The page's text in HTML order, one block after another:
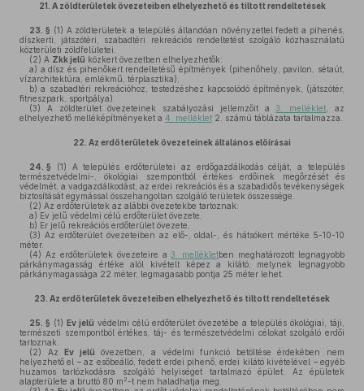
21. A zöldterületek övezeteiben elhelyezhető és tiltott rendeltetések
23. § (1) A zöldterületek a település állandóan növényzettel fedett a pihenés,
díszkerti, játszótéri, szabadtéri rekreációs rendeltetést szolgáló közhasználatú
közterületi zöldfelületei.
(2) A Zkk jelű közkert övezetben elhelyezhetők:
a) a dísz és pihenőkert rendeltetésű építmények (pihenőhely, pavilon, sétaút,
vízarchitektúra, emlékmű, térplasztika),
b) a szabadtéri rekreációhoz, testedzéshez kapcsolódó építmények, (játszótér,
fitneszpark, sportpálya).
(3) A zöldterület övezeteinek szabályozási jellemzőit a3. melléklet , az
elhelyezhető melléképítményeket a 4. melléklet 2. számú táblázata tartalmazza.
22. Az erdőterületek övezeteinek általános előírásai
24. § (1) A település erdőterületei az erdőgazdálkodás célját, a település
természetvédelmi-, ökológiai szempontból értékes erdőinek megőrzését és
védelmét, a vadgazdálkodást, az erdei rekreációs és a szabadidős tevékenységek
biztosítását egymással összehangoltan szolgáló területek összessége.
(2) Az erdőterületek az alábbi övezetekbe tartoznak:
a) Ev jelű védelmi célú erdőterület övezete,
b) Er jelű rekreációs erdőterület övezete,
(3) Az erdőterület övezeteiben az elő-, oldal-, és hátsókert mértéke 5-10-10
méter.
(4) Az erdőterületek övezeteire a3. mellékletben meghatározott legnagyobb
párkánymagasság értéke alól kivételt képez a kilátó, melynek legnagyobb
párkánymagassága 22 méter, legmagasabb pontja 25 méter lehet.
23. Az erdőterületek övezeteiben elhelyezhető és tiltott rendeltetések
25. § (1) Ev jelű védelmi célú erdőterület övezetébe a település ökológiai, táji,
természeti szempontból értékes, táj- és természetvédelmi célokat szolgáló erdői
tartoznak.
(2) AzEv jelű övezetben, a védelmi funkció betöltése érdekében nem
helyezhető el – az esőbeálló, fedett erdei pihenő, erdei kilátó kivételével – egyéb
huzamos tartózkodásra szolgáló helyiséget tartalmazó épület. Az épületek
alapterülete a bruttó 80 m 2-t nem haladhatja meg.